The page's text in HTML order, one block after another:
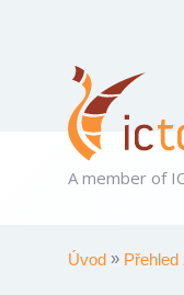
A member of
Úvod Přehled